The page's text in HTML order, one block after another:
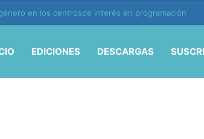
de la IA
EDICIONES DESCARGAS